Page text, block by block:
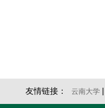
云南大学
友情链接：